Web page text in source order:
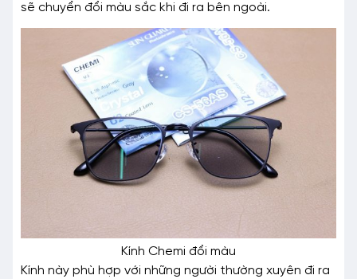
sẽ chuyển đổi màu sắc khi đi ra bên ngoài.
Kính Chemi đổi màu
Kính này phù hợp với những người thường xuyên đi ra